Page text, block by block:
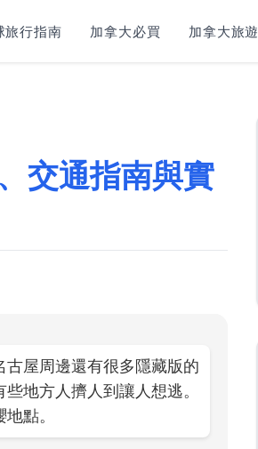
旅行指南 加拿大必買 加拿大旅遊​
交通指南與實
屋周邊還有很多隱藏版的
地方人擠人到讓人想逃。
點。